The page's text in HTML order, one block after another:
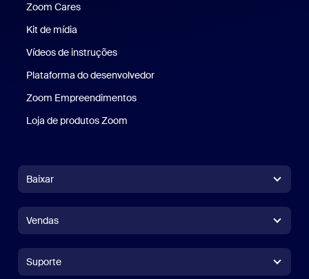
Zoom Cares
Kit de mídia
Vídeos de instruções
Plataforma do desenvolvedor
Zoom Empreendimentos
Loja de produtos Zoom
Baixar
Aplicativo Zoom RoomsAplicativo Zoom Rooms
Controlador do Zoom Rooms
Vendas
Falar com a equipe de vendas
Suporte
Suporte